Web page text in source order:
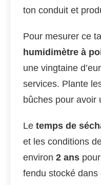
ton conduit et
Pour mesurer ce
humidimètre à
une vingtaine
services. Plante
bûches pour avoir
Le temps de
et les conditions
environ 2 ans
fendu stocké